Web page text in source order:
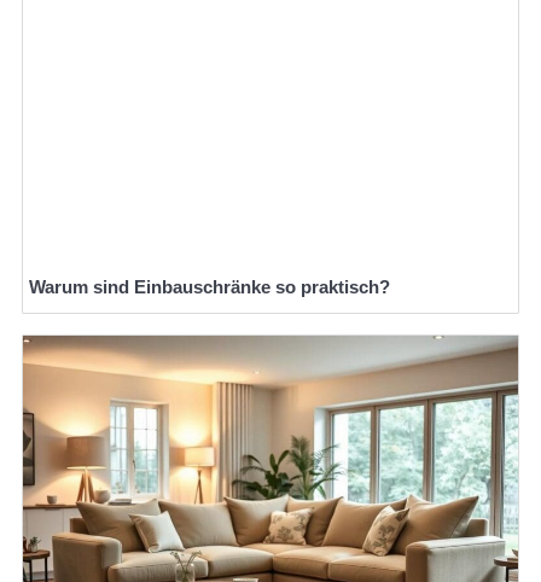
Warum sind Einbauschränke so praktisch?